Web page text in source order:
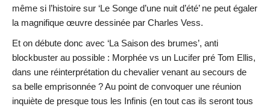
même si l’histoire sur ‘Le Songe d’une nuit d’été’ ne peut égaler
la magnifique œuvre dessinée par Charles Vess.
Et on débute donc avec ‘La Saison des brumes’, anti
blockbuster au possible : Morphée vs un Lucifer pré Tom Ellis,
dans une réinterprétation du chevalier venant au secours de
sa belle emprisonnée ? Au point de convoquer une réunion
inquiète de presque tous les Infinis (en tout cas ils seront tous